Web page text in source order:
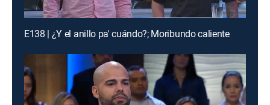
E138 | ¿Y el anillo pa' cuándo?; Moribundo caliente